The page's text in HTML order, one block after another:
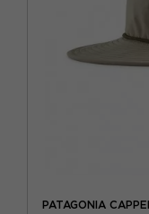
PATAGONIA